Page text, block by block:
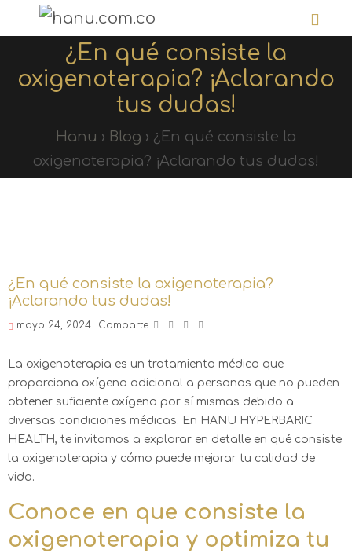
¿En qué consiste la
oxigenoterapia? ¡Aclarando
tus dudas!
Hanu › Blog › ¿En qué consiste la
oxigenoterapia? ¡Aclarando tus dudas!
¿En qué consiste la oxigenoterapia?
¡Aclarando tus dudas!
mayo 24, 2024 Comparte
La oxigenoterapia es un tratamiento médico que
proporciona oxígeno adicional a personas que no pueden
obtener suficiente oxígeno por sí mismas debido a
diversas condiciones médicas. En HANU HYPERBARIC
HEALTH, te invitamos a explorar en detalle en qué consiste
la oxigenoterapia y cómo puede mejorar tu calidad de
vida.
Conoce en que consiste la
oxigenoterapia y optimiza tu